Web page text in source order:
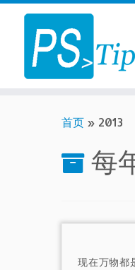
Skip
content
首页 » 2013
每
现在万物都